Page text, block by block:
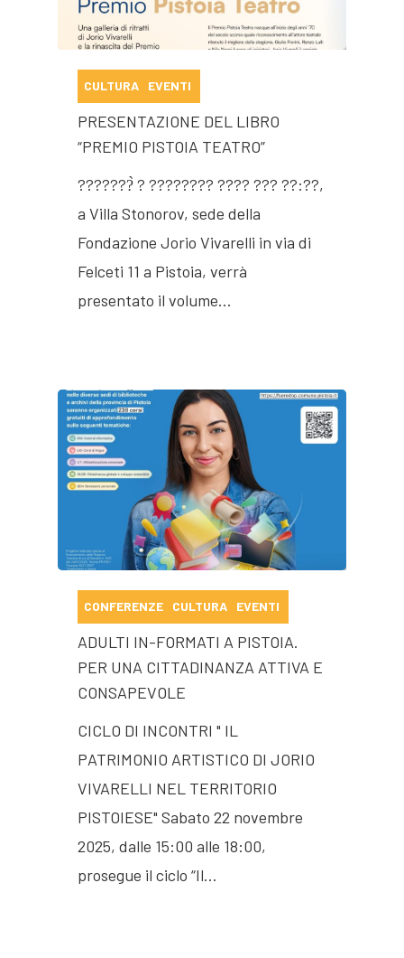
CULTURA EVENTI
PRESENTAZIONE DEL LIBRO
“PREMIO PISTOIA TEATRO”
???????̀ ? ???????? ???? ??? ??:??,
a Villa Stonorov, sede della
Fondazione Jorio Vivarelli in via di
Felceti 11 a Pistoia, verrà
presentato il volume…
CONFERENZE CULTURA EVENTI
ADULTI IN-FORMATI A PISTOIA.
PER UNA CITTADINANZA ATTIVA E
CONSAPEVOLE
CICLO DI INCONTRI " IL
PATRIMONIO ARTISTICO DI JORIO
VIVARELLI NEL TERRITORIO
PISTOIESE" Sabato 22 novembre
2025, dalle 15:00 alle 18:00,
prosegue il ciclo “Il…